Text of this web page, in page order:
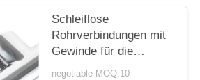
Schleiflose
Rohrverbindungen mit
Gewinde für die
Kupferrohrschmiede
negotiable MOQ:10